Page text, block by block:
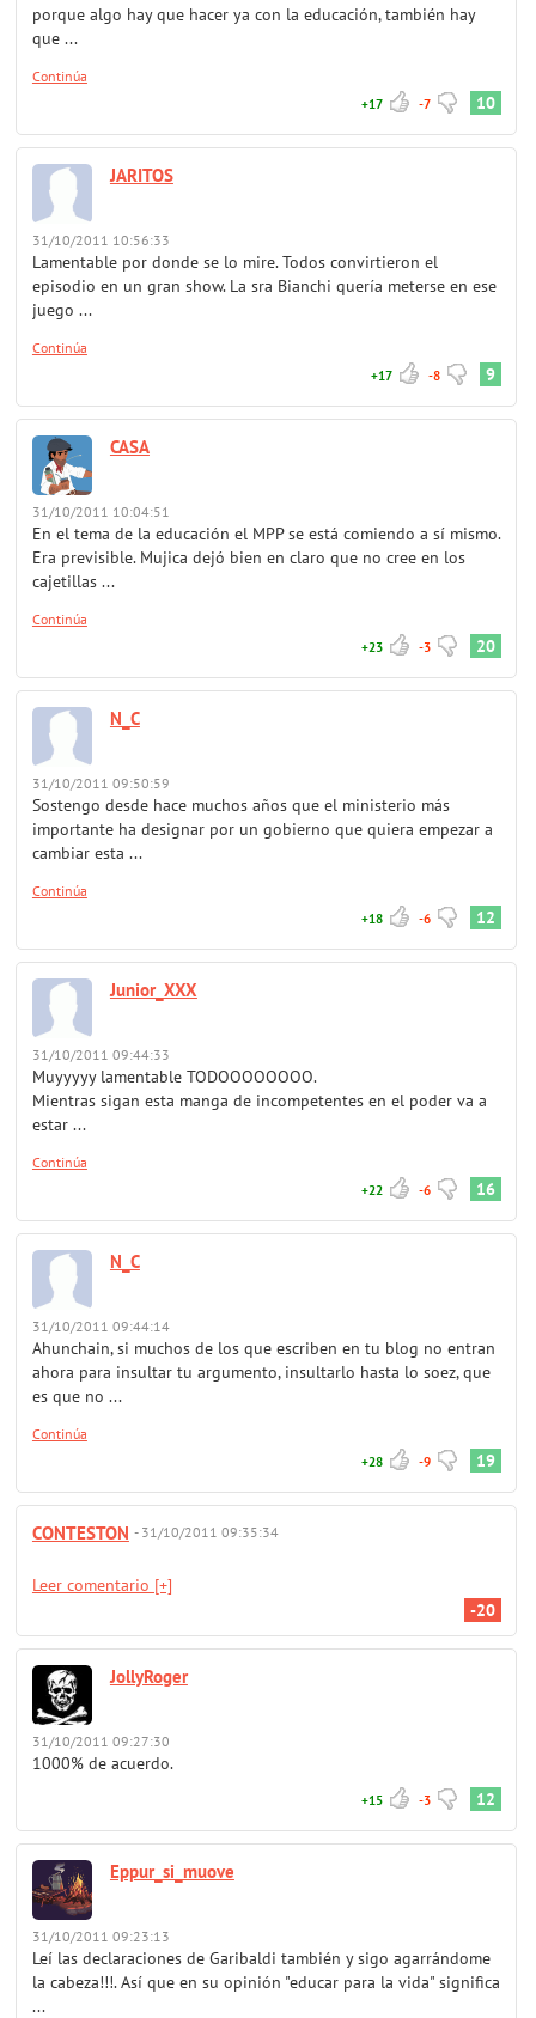
porque algo hay que hacer ya con la educación, también hay
que ...
Continúa
+17 -7 10
JARITOS
31/10/2011 10:56:33
Lamentable por donde se lo mire. Todos convirtieron el
episodio en un gran show. La sra Bianchi quería meterse en ese
juego ...
Continúa
+17 -8 9
CASA
31/10/2011 10:04:51
En el tema de la educación el MPP se está comiendo a sí mismo.
Era previsible. Mujica dejó bien en claro que no cree en los
cajetillas ...
Continúa
+23 -3 20
N_C
31/10/2011 09:50:59
Sostengo desde hace muchos años que el ministerio más
importante ha designar por un gobierno que quiera empezar a
cambiar esta ...
Continúa
+18 -6 12
Junior_XXX
31/10/2011 09:44:33
Muyyyyy lamentable TODOOOOOOOO.
Mientras sigan esta manga de incompetentes en el poder va a
estar ...
Continúa
+22 -6 16
N_C
31/10/2011 09:44:14
Ahunchain, si muchos de los que escriben en tu blog no entran
ahora para insultar tu argumento, insultarlo hasta lo soez, que
es que no ...
Continúa
+28 -9 19
CONTESTON - 31/10/2011 09:35:34
Leer comentario [+]
-20
JollyRoger
31/10/2011 09:27:30
1000% de acuerdo.
+15 -3 12
Eppur_si_muove
31/10/2011 09:23:13
Leí las declaraciones de Garibaldi también y sigo agarrándome
la cabeza!!!. Así que en su opinión "educar para la vida" significa
...